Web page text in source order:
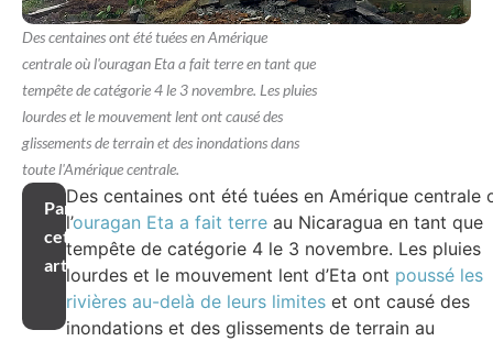
Des centaines ont été tuées en Amérique
centrale où l'ouragan Eta a fait terre en tant que
tempête de catégorie 4 le 3 novembre. Les pluies
lourdes et le mouvement lent ont causé des
glissements de terrain et des inondations dans
toute l'Amérique centrale.
Partager
cet
article
Des centaines ont été tuées en Amérique centrale
l’ouragan Eta a fait terre au Nicaragua en tant que
tempête de catégorie 4 le 3 novembre. Les pluies
lourdes et le mouvement lent d’Eta ont poussé les
rivières au-delà de leurs limites et ont causé des
inondations et des glissements de terrain au